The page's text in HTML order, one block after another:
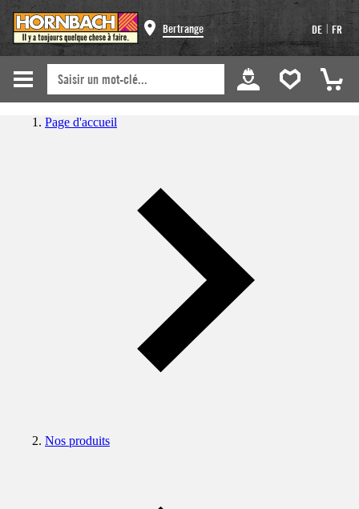
Bertrange DE | FR
Page d'accueil
Nos produits